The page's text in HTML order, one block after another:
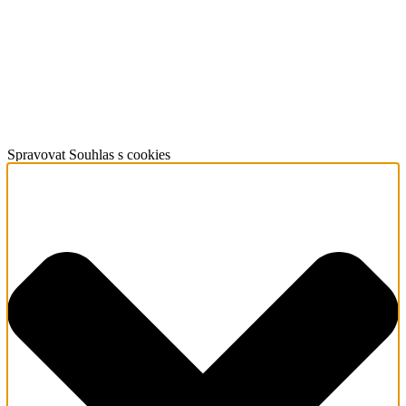
Spravovat Souhlas s cookies